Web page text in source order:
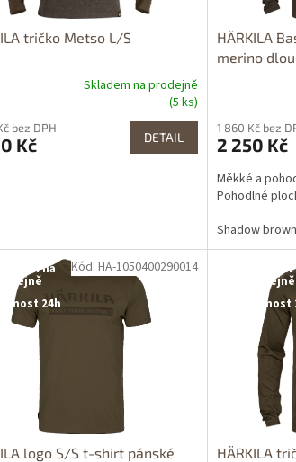
tričko Metso L/S
Skladem na prodejně
(5 ks)
bez DPH
Kč DETAIL
HÄRKILA
merino
1 860 Kč bez
2 250 Kč
Měkké a
Pohodlné
Shadow
i na
24h
logo S/S t-shirt pánské
Kód: HA-1050400290014 Dostupné i
prodejně
Dostupnost
HÄRKILA